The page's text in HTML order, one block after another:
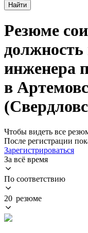
Найти
Резюме
должность
инженера
в
Чтобы видеть все
После регистрации
Зарегистрироваться
За всё время
По соответствию
20 резюме